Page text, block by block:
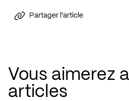
Partager l'article
Vous aimerez
articles